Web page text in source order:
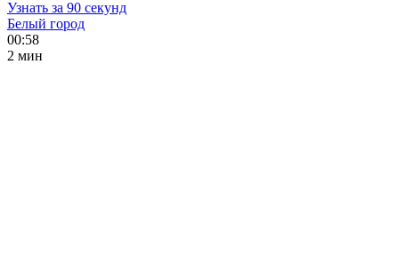
Узнать за 90 секунд
Белый город
00:58
2 мин